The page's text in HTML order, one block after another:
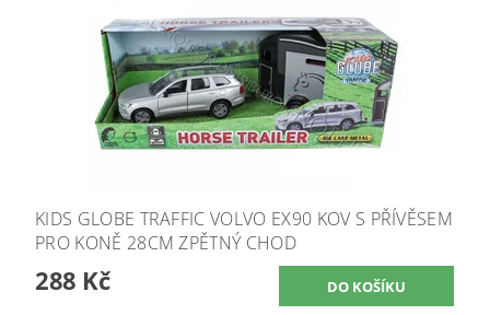
KIDS GLOBE TRAFFIC VOLVO EX90 KOV S PŘÍVĚSEM
PRO KONĚ 28CM ZPĚTNÝ CHOD
288 Kč